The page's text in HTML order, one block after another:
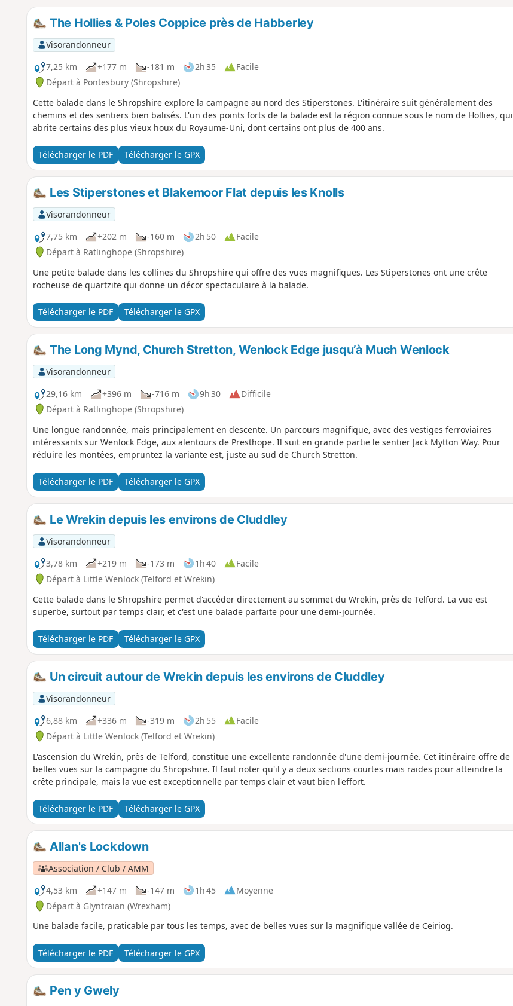
The Hollies & Poles Coppice près de Habberley
Visorandonneur
7,25 km
+177 m -181 m 2h 35
Facile
Départ à Pontesbury (Shropshire)
Cette balade dans le Shropshire explore la campagne au nord des Stiperstones. L'itinéraire suit généralement des
chemins et des sentiers bien balisés. L'un des points forts de la balade est la région connue sous le nom de Hollies, qui
abrite certains des plus vieux houx du Royaume-Uni, dont certains ont plus de 400 ans.
Télécharger le PDF Télécharger le GPX
Les Stiperstones et Blakemoor Flat depuis les Knolls
Visorandonneur
7,75 km
+202 m -160 m 2h 50
Facile
Départ à Ratlinghope (Shropshire)
Une petite balade dans les collines du Shropshire qui offre des vues magnifiques. Les Stiperstones ont une crête
rocheuse de quartzite qui donne un décor spectaculaire à la balade.
Télécharger le PDF Télécharger le GPX
The Long Mynd, Church Stretton, Wenlock Edge jusqu’à Much Wenlock
Visorandonneur
29,16 km
+396 m -716 m 9h 30
Difficile
Départ à Ratlinghope (Shropshire)
Une longue randonnée, mais principalement en descente. Un parcours magnifique, avec des vestiges ferroviaires
intéressants sur Wenlock Edge, aux alentours de Presthope. Il suit en grande partie le sentier Jack Mytton Way. Pour
réduire les montées, empruntez la variante est, juste au sud de Church Stretton.
Télécharger le PDF Télécharger le GPX
Le Wrekin depuis les environs de Cluddley
Visorandonneur
3,78 km
+219 m -173 m 1h 40
Facile
Départ à Little Wenlock (Telford et Wrekin)
Cette balade dans le Shropshire permet d'accéder directement au sommet du Wrekin, près de Telford. La vue est
superbe, surtout par temps clair, et c'est une balade parfaite pour une demi-journée.
Télécharger le PDF Télécharger le GPX
Un circuit autour de Wrekin depuis les environs de Cluddley
Visorandonneur
6,88 km
+336 m -319 m 2h 55
Facile
Départ à Little Wenlock (Telford et Wrekin)
L'ascension du Wrekin, près de Telford, constitue une excellente randonnée d'une demi-journée. Cet itinéraire offre de
belles vues sur la campagne du Shropshire. Il faut noter qu'il y a deux sections courtes mais raides pour atteindre la
crête principale, mais la vue est exceptionnelle par temps clair et vaut bien l'effort.
Télécharger le PDF Télécharger le GPX
Allan's Lockdown
Association / Club / AMM
4,53 km
+147 m -147 m 1h 45
Moyenne
Départ à Glyntraian (Wrexham)
Une balade facile, praticable par tous les temps, avec de belles vues sur la magnifique vallée de Ceiriog.
Télécharger le PDF Télécharger le GPX
Pen y Gwely